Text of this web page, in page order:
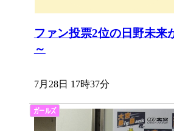
ファン投票2位の日野未来
～
7月28日 17時37分